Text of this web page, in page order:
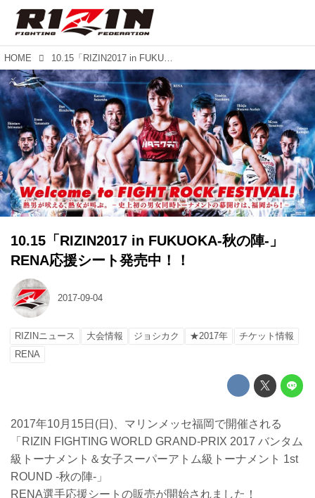
HOME 10.15「RIZIN2017 in FUKUOKA-秋の陣-」RENA応援シート発売中！！
10.15「RIZIN2017 in FUKUOKA-秋の陣-」
RENA応援シート発売中！！
2017-09-04
RIZINニュース 大会情報 ジョシカク ★2017年
チケット情報
RENA
2017年10月15日(日)、マリンメッセ福岡で開催される
「RIZIN FIGHTING WORLD GRAND-PRIX 2017 バンタム
級トーナメント＆女子スーパーアトム級トーナメント 1st
ROUND -秋の陣-」
RENA選手応援シートの販売が開始されました！